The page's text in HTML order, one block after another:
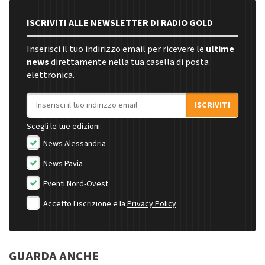
ISCRIVITI ALLE NEWSLETTER DI RADIO GOLD
Inserisci il tuo indirizzo email per ricevere le ultime
newsdirettamente nella tua casella di posta
elettronica.
Indirizzo email
ISCRIVITI
Scegli le tue edizioni:
News Alessandria
News Pavia
Eventi Nord-Ovest
Accetto l'iscrizione e la Privacy Policy
GUARDA ANCHE